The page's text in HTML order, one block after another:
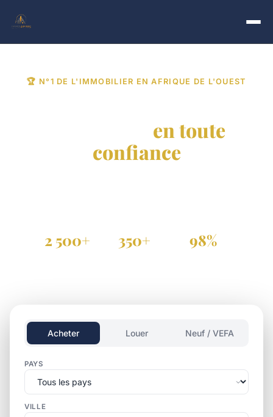
🏆 N°1 DE L'IMMOBILIER EN AFRIQUE DE L'OUEST
en toute
confiance
2 500+ 350+ 98%
Acheter Louer Neuf / VEFA
PAYS
VILLE